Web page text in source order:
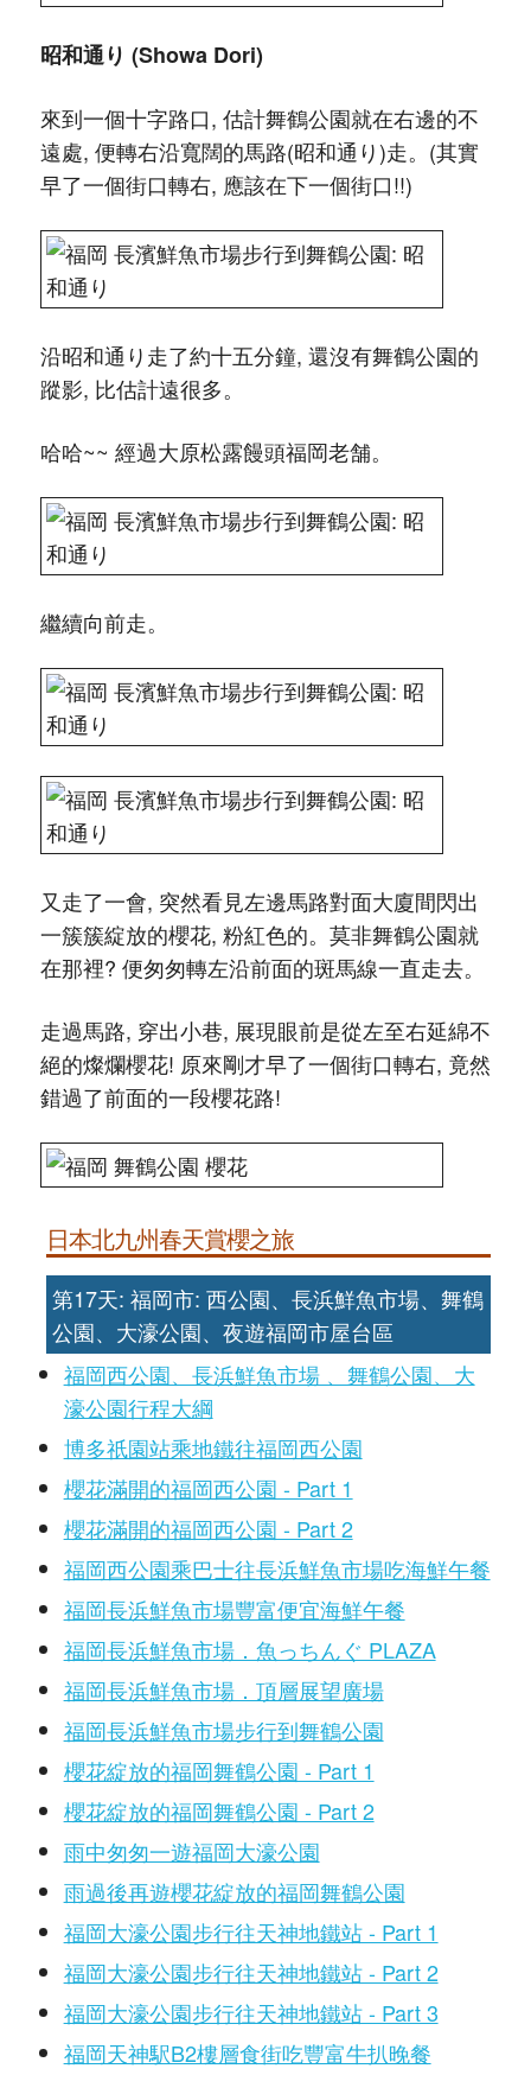
昭和通り (Showa Dori)
來到一個十字路口, 估計舞鶴公園就在右邊的不
遠處, 便轉右沿寬闊的馬路(昭和通り)走。(其實
早了一個街口轉右, 應該在下一個街口!!)
沿昭和通り走了約十五分鐘, 還沒有舞鶴公園的
蹤影, 比估計遠很多。
哈哈~~ 經過大原松露饅頭福岡老舗。
繼續向前走。
又走了一會, 突然看見左邊馬路對面大廈間閃出
一簇簇綻放的櫻花, 粉紅色的。莫非舞鶴公園就
在那裡? 便匆匆轉左沿前面的斑馬線一直走去。
走過馬路, 穿出小巷, 展現眼前是從左至右延綿不
絕的燦爛櫻花! 原來剛才早了一個街口轉右, 竟然
錯過了前面的一段櫻花路!
日本北九州春天賞櫻之旅
第17天: 福岡市: 西公園、長浜鮮魚市場、舞鶴
公園、大濠公園、夜遊福岡市屋台區
福岡西公園、長浜鮮魚市場 、舞鶴公園、大
濠公園行程大綱
博多祇園站乘地鐵往福岡西公園
櫻花滿開的福岡西公園 - Part 1
櫻花滿開的福岡西公園 - Part 2
福岡西公園乘巴士往長浜鮮魚市場吃海鮮午餐
福岡長浜鮮魚市場豐富便宜海鮮午餐
福岡長浜鮮魚市場．魚っちんぐ PLAZA
福岡長浜鮮魚市場．頂層展望廣場
福岡長浜鮮魚市場步行到舞鶴公園
櫻花綻放的福岡舞鶴公園 - Part 1
櫻花綻放的福岡舞鶴公園 - Part 2
雨中匆匆一遊福岡大濠公園
雨過後再遊櫻花綻放的福岡舞鶴公園
福岡大濠公園步行往天神地鐵站 - Part 1
福岡大濠公園步行往天神地鐵站 - Part 2
福岡大濠公園步行往天神地鐵站 - Part 3
福岡天神駅B2樓層食街吃豐富牛扒晚餐